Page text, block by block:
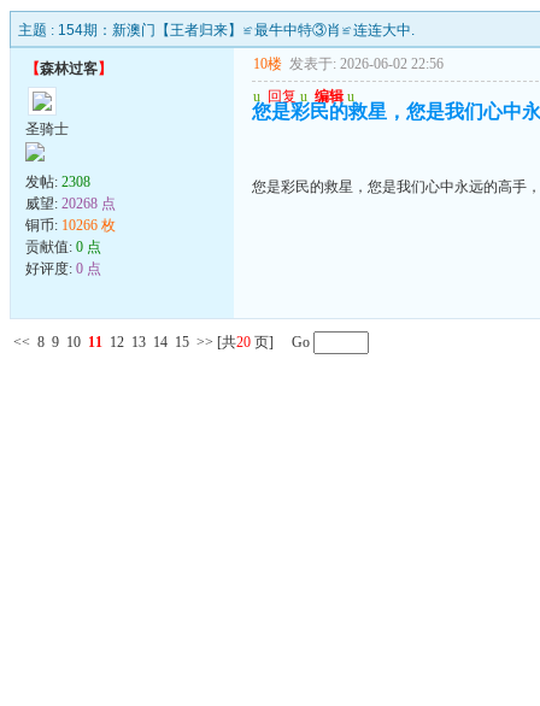
主题 : 154期：新澳门【王者归来】≌最牛中特③肖≌连连大中.
【森林过客】
圣骑士
发帖: 2308
威望: 20268 点
铜币: 10266 枚
贡献值: 0 点
好评度: 0 点
10楼 发表于: 2026-06-02 22:56
u 回复 u 编辑 u
您是彩民的救星，您是我们心中
您是彩民的救星，您是我们心中永远的高手
<< 8 9 10 11 12 13 14 15 >> [共20 页] Go